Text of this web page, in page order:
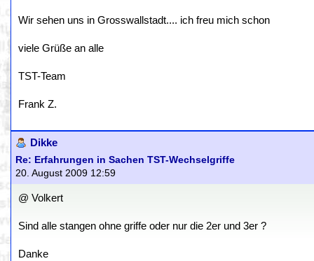
Wir sehen uns in Grosswallstadt.... ich freu mich schon
viele Grüße an alle
TST-Team
Frank Z.
Dikke
Re: Erfahrungen in Sachen TST-Wechselgriffe
20. August 2009 12:59
@ Volkert
Sind alle stangen ohne griffe oder nur die 2er und 3er ?
Danke